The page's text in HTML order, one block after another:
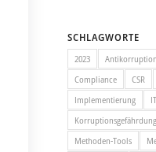
SCHLAGWORTE
2023 Antikorruption
Compliance
CSR
Implementierung
Methoden-Tools